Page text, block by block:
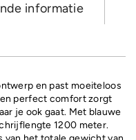
informatie
en past moeiteloos
perfect comfort zorgt
je ook gaat. Met blauwe
1200 meter.